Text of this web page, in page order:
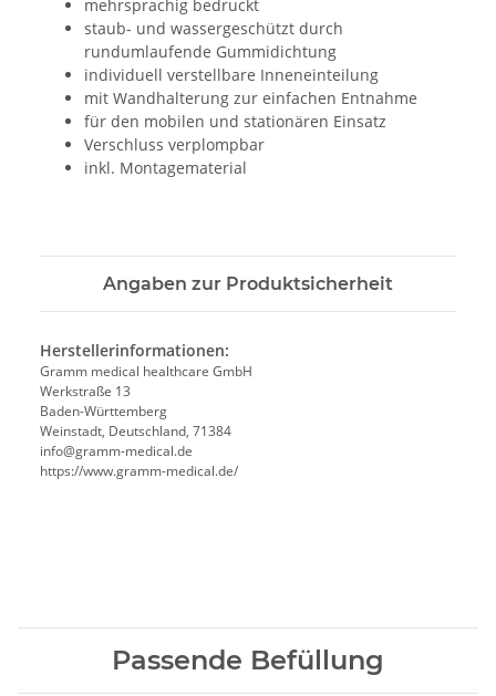
mehrsprachig bedruckt
staub- und wassergeschützt durch
rundumlaufende Gummidichtung
individuell verstellbare Inneneinteilung
mit Wandhalterung zur einfachen Entnahme
für den mobilen und stationären Einsatz
Verschluss verplompbar
inkl. Montagematerial
Angaben zur Produktsicherheit
Herstellerinformationen:
Gramm medical healthcare GmbH
Werkstraße 13
Baden-Württemberg
Weinstadt, Deutschland, 71384
info@gramm-medical.de
https://www.gramm-medical.de/
Passende Befüllung